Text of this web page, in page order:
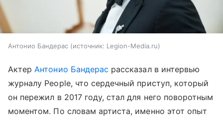
Антонио Бандерас источник: Legion-Media.ru
Актер Антонио Бандерас рассказал в интервью
журналу People, что сердечный приступ, который
он пережил в 2017 году, стал для него поворотным
моментом. По словам артиста, именно этот опыт